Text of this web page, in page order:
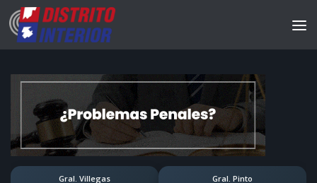
Gral. Villegas Gral. Pinto